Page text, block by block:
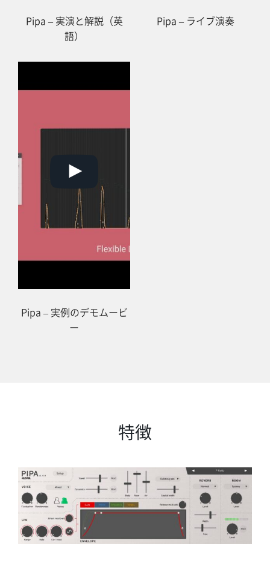
Pipa – 実演と解説（英
語）
Pipa – ライブ演奏
Pipa – 実例のデモムービ
ー
特徴